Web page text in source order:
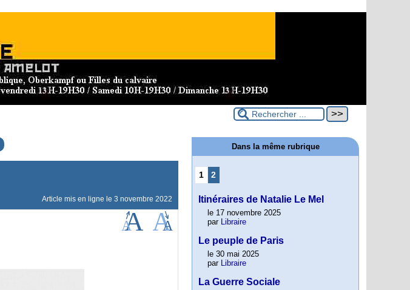
Article mis en ligne le 3 novembre 2022
Dans la même rubrique
1 2
Itinéraires de Natalie Le Mel
le 17 novembre 2025
par Libraire
Le peuple de Paris
le 30 mai 2025
par Libraire
La Guerre Sociale